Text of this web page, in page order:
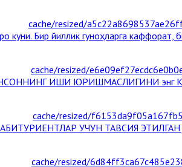
куни. Бир йиллик гуноҳларга каффорат,
ИШИ ЮРИШМАСЛИГИНИ энг
АБИТУРИЕНТЛАР УЧУН ТАВСИЯ